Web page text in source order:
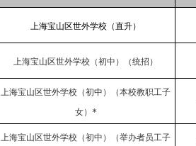
上海宝山区世外学校（直升）
上海宝山区世外学校（初中）（统招）
上海宝山区世外学校（初中）（本校教职工子
女）*
上海宝山区世外学校（初中）（举办者员工子